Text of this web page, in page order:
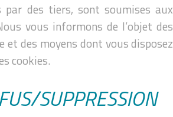
par des tiers, sont soumises aux
vous informons de l’objet des
et des moyens dont vous disposez
cookies.
SUPPRESSION